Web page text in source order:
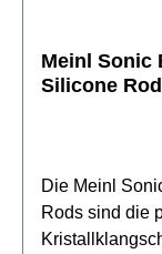
Meinl Sonic
Silicone Rod
Die Meinl
Rods sind die